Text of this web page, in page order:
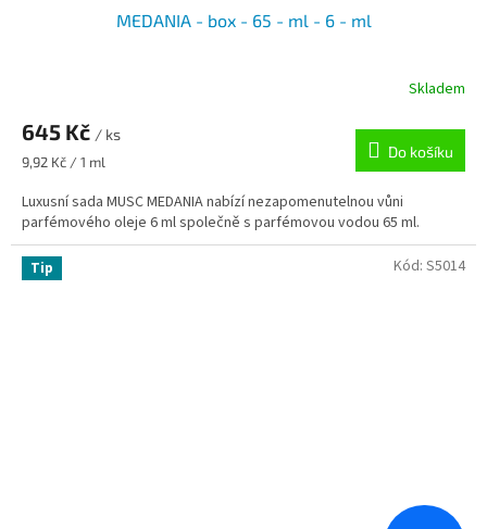
MEDANIA - box - 65 - ml - 6 - ml
Skladem
645 Kč / ks
Měrná
9,92 Kč / 1 ml
Do košíku
Luxusní sada MUSC MEDANIA nabízí nezapomenutelnou vůni
parfémového oleje 6 ml společně s parfémovou vodou 65 ml.
Tip Kód: S5014